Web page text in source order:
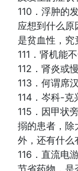
110．浮肿的
应想到什么原
是贫血性，究
111．肾机能
112．肾炎或
113．何谓席
114．岑科-克
115．因甲状
搦的患者，除
外，还有什么
116．直流电
节省药物，是